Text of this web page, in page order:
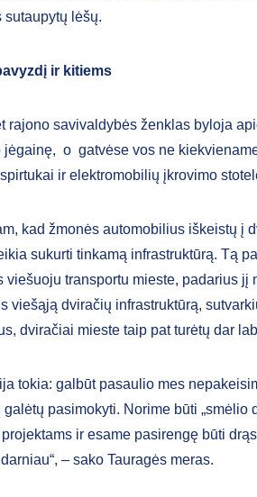
sutaupytų lėšų.
ir kitiems
rajono savivaldybės ženklas byloja
jėgainę, o gatvėse vos ne
ir elektromobilių įkrovimo
kad žmonės automobilius iškeistų į
sukurti tinkamą infrastruktūrą. Tą
viešuoju transportu mieste, padarius jį
viešąją dviračių infrastruktūrą,
dviračiai mieste taip pat turėtų
tokia: galbūt pasaulio mes
galėtų pasimokyti. Norime būti „smėlio
ir esame pasirengę būti
– sako Tauragės meras.